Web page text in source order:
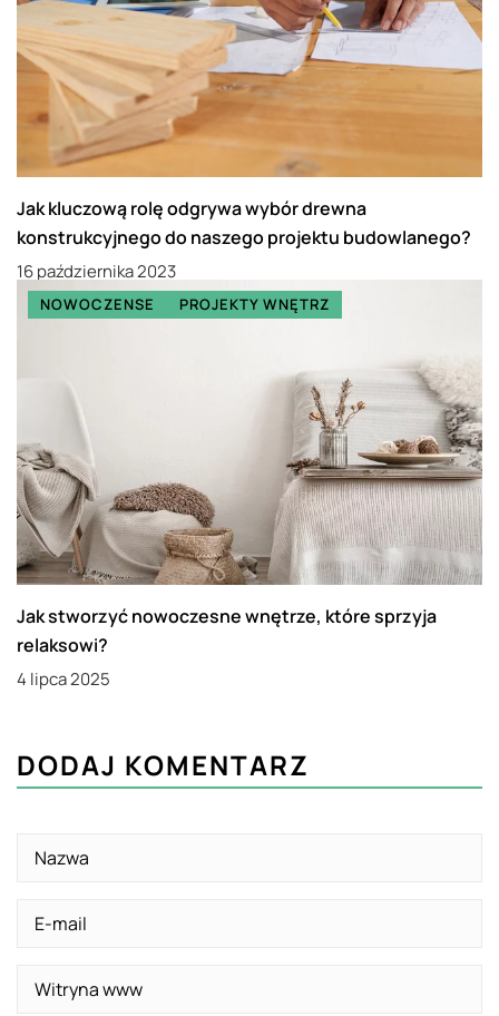
Jak kluczową rolę odgrywa wybór drewna
konstrukcyjnego do naszego projektu budowlanego?
16 października 2023
NOWOCZENSE PROJEKTY WNĘTRZ
Jak stworzyć nowoczesne wnętrze, które sprzyja
relaksowi?
4 lipca 2025
DODAJ KOMENTARZ